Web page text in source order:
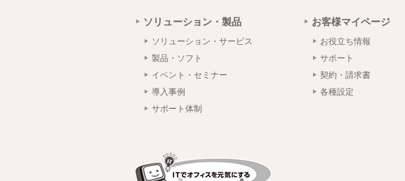
ソリューション・製品
ソリューション・サービス
製品・ソフト
イベント・セミナー
導入事例
サポート体制
お客様マイページ
お役立ち情報
サポート
契約・請求書
各種設定